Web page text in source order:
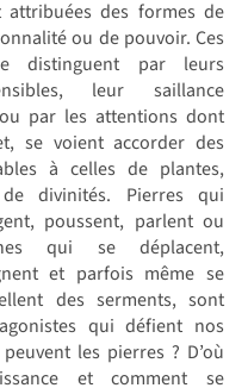
attribuées des formes de
ou de pouvoir. Ces
distinguent par leurs
leur saillance
par les attentions dont
se voient accorder des
à celles de plantes,
divinités. Pierres qui
poussent, parlent ou
qui se déplacent,
et parfois même se
des serments, sont
qui défient nos
les pierres ? D’où
et comment se